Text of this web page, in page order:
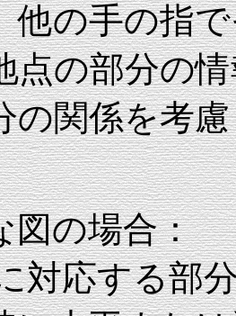
他の手の指
点の部分の
の関係を考
図の場合：
応する部分